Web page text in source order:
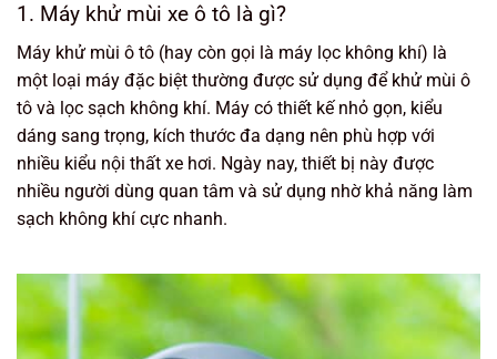
1. Máy khử mùi xe ô tô là gì?
Máy khử mùi ô tô (hay còn gọi là máy lọc không khí) là
một loại máy đặc biệt thường được sử dụng để khử mùi ô
tô và lọc sạch không khí. Máy có thiết kế nhỏ gọn, kiểu
dáng sang trọng, kích thước đa dạng nên phù hợp với
nhiều kiểu nội thất xe hơi. Ngày nay, thiết bị này được
nhiều người dùng quan tâm và sử dụng nhờ khả năng làm
sạch không khí cực nhanh.